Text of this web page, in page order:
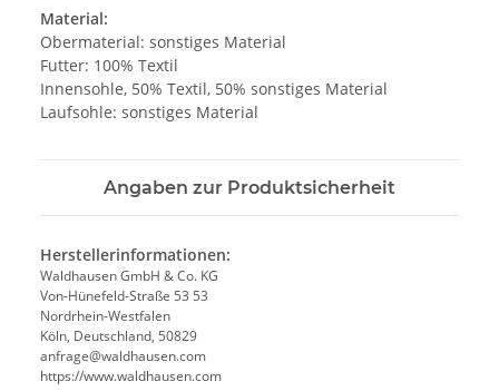
Material:
Obermaterial: sonstiges Material
Futter: 100% Textil
Innensohle, 50% Textil, 50% sonstiges Material
Laufsohle: sonstiges Material
Angaben zur Produktsicherheit
Herstellerinformationen:
Waldhausen GmbH & Co. KG
Von-Hünefeld-Straße 53 53
Nordrhein-Westfalen
Köln, Deutschland, 50829
anfrage@waldhausen.com
https://www.waldhausen.com